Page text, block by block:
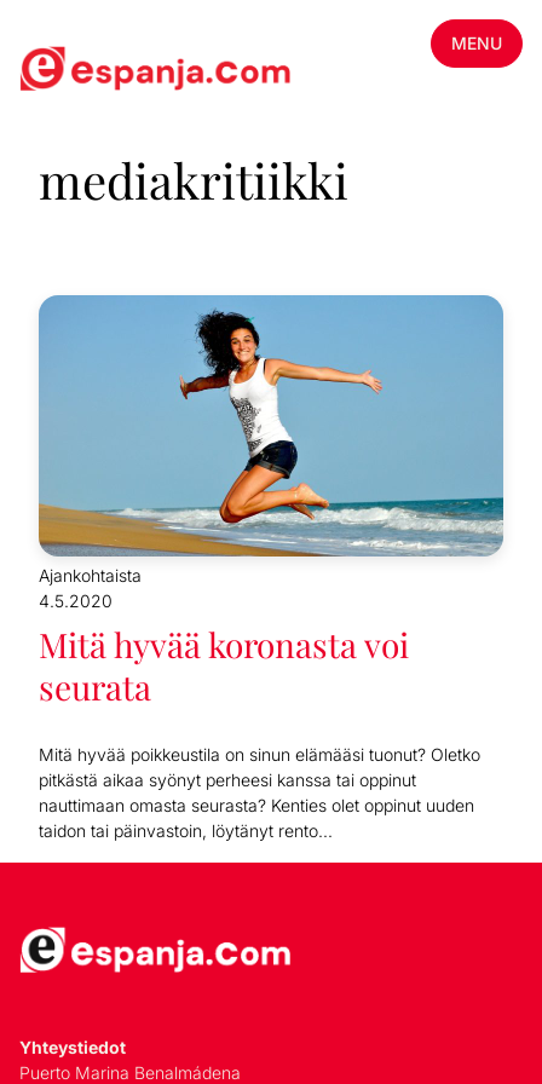
MENU
mediakritiikki
Ajankohtaista
4.5.2020
Mitä hyvää koronasta voi
seurata
Mitä hyvää poikkeustila on sinun elämääsi tuonut? Oletko
pitkästä aikaa syönyt perheesi kanssa tai oppinut
nauttimaan omasta seurasta? Kenties olet oppinut uuden
taidon tai päinvastoin, löytänyt rento...
Yhteystiedot
Puerto Marina Benalmádena